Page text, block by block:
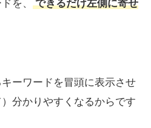
を、 できるだけ左側に寄せ
ーワードを冒頭に表示させ
分かりやすくなるからです